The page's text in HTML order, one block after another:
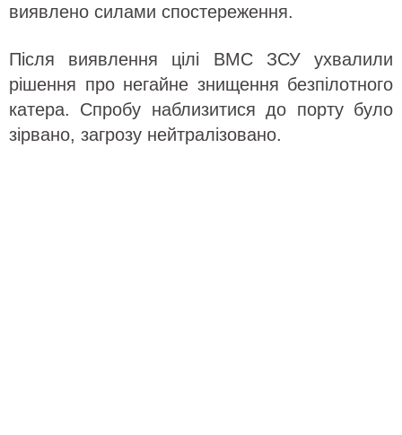
виявлено силами спостереження.
Після виявлення цілі ВМС ЗСУ ухвалили
рішення про негайне знищення безпілотного
катера. Спробу наблизитися до порту було
зірвано, загрозу нейтралізовано.